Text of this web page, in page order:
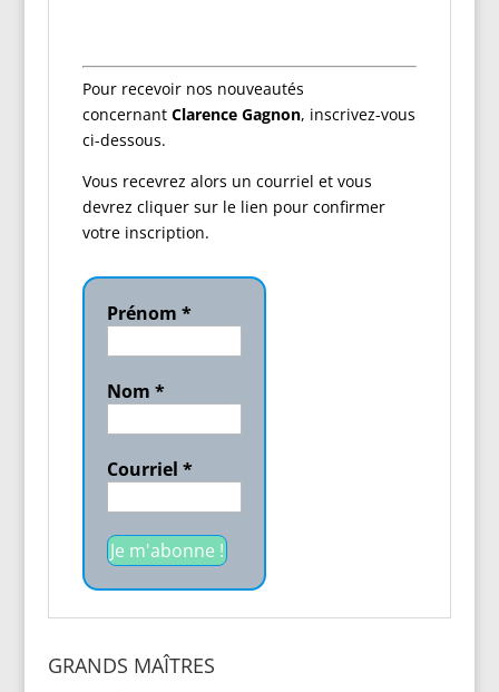
Pour recevoir nos nouveautés
concernant Clarence Gagnon, inscrivez-vous
ci-dessous.
Vous recevrez alors un courriel et vous
devrez cliquer sur le lien pour confirmer
votre inscription.
Prénom *
Nom *
Courriel *
GRANDS MAÎTRES